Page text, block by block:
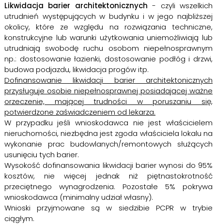
Likwidacja barier architektonicznych- czyli wszelkich
utrudnień występujących w budynku i w jego najbliższej
okolicy, które ze względu na rozwiązania techniczne,
konstrukcyjne lub warunki użytkowania uniemożliwiają lub
utrudniają swobodę ruchu osobom niepełnosprawnym
np.: dostosowanie łazienki, dostosowanie podłóg i drzwi,
budowa podjazdu, likwidacja progów itp.
Dofinansowanie likwidacji barier architektonicznych
przysługuje osobie niepełnosprawnej posiadającej ważne
orzeczenie, mającej trudności w poruszaniu się,
potwierdzone zaświadczeniem od lekarza.
W przypadku jeśli wnioskodawca nie jest właścicielem
nieruchomości, niezbędna jest zgoda właściciela lokalu na
wykonanie prac budowlanych/remontowych służących
usunięciu tych barier.
Wysokość dofinansowania likwidacji barier wynosi do 95%
kosztów, nie więcej jednak niż piętnastokrotność
przeciętnego wynagrodzenia. Pozostałe 5% pokrywa
wnioskodawca (minimalny udział własny).
Wnioski przyjmowane są w siedzibie PCPR w trybie
ciągłym.